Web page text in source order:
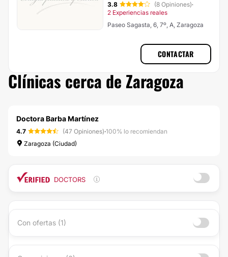
3.8 (8 Opiniones)·
2 Experiencias reales
Paseo Sagasta, 6, 7º, A, Zaragoza
CONTACTAR
Clínicas cerca de Zaragoza
Doctora Barba Martínez
4.7 (47 Opiniones)·100% lo recomiendan
Zaragoza (Ciudad)
DOCTORS
Con ofertas (1)